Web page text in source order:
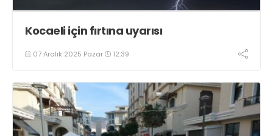
Kocaeli için fırtına uyarısı
07 Aralık 2025 Pazar 12:39